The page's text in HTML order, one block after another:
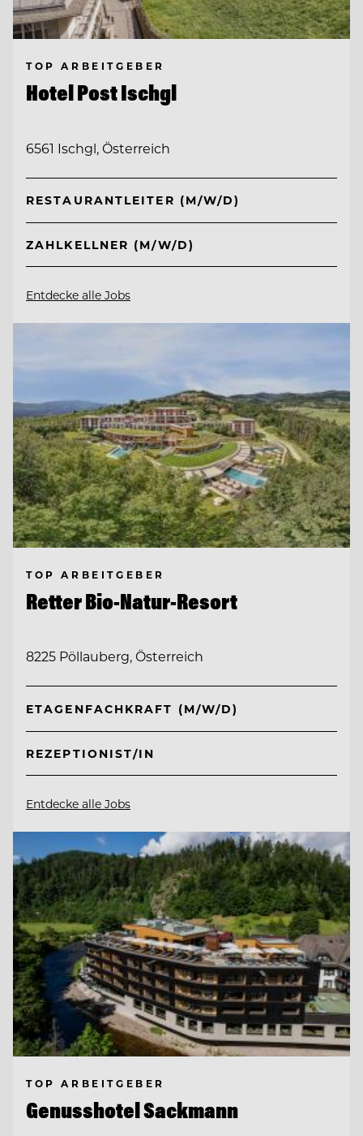
TOP ARBEITGEBER
Hotel Post Ischgl
6561 Ischgl, Österreich
RESTAURANTLEITER (M/W/D)
ZAHLKELLNER (M/W/D)
Entdecke alle Jobs
TOP ARBEITGEBER
Retter Bio-Natur-Resort
8225 Pöllauberg, Österreich
ETAGENFACHKRAFT (M/W/D)
REZEPTIONIST/IN
Entdecke alle Jobs
TOP ARBEITGEBER
Genusshotel Sackmann